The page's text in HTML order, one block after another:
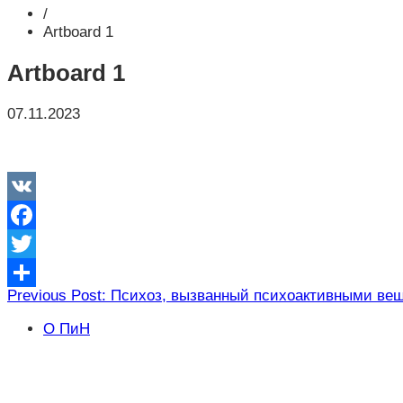
/
Artboard 1
Artboard 1
07.11.2023
VK
Facebook
Twitter
Отправить
Навигация
по
Previous Post: Психоз, вызванный психоактивными
О ПиН